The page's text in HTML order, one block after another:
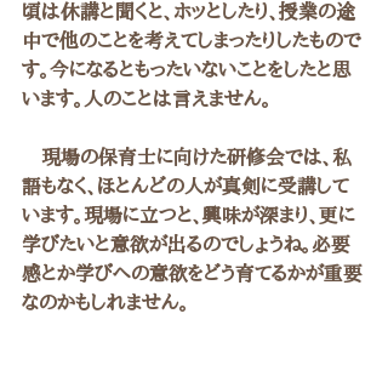
頃は休講と聞くと、ホッとしたり、授業の途
中で他のことを考えてしまったりしたもので
す。今になるともったいないことをしたと思
います。人のことは言えません。
現場の保育士に向けた研修会では、私
語もなく、ほとんどの人が真剣に受講して
います。現場に立つと、興味が深まり、更に
学びたいと意欲が出るのでしょうね。必要
感とか学びへの意欲をどう育てるかが重要
なのかもしれません。